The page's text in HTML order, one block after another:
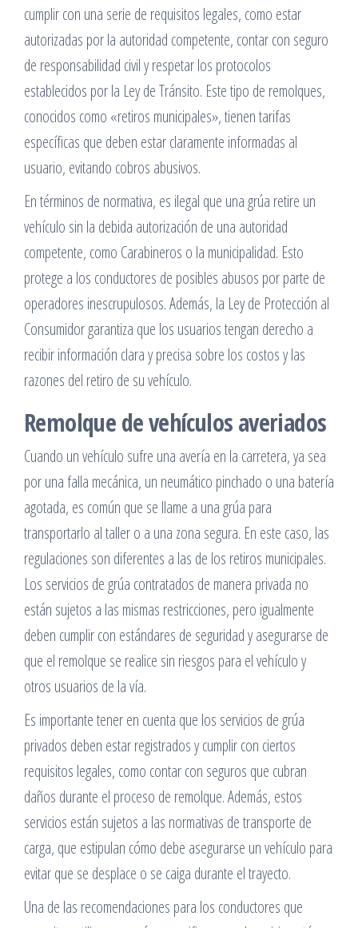
cumplir con una serie de requisitos legales, como estar
autorizadas por la autoridad competente, contar con seguro
de responsabilidad civil y respetar los protocolos
establecidos por la Ley de Tránsito. Este tipo de remolques,
conocidos como «retiros municipales», tienen tarifas
específicas que deben estar claramente informadas al
usuario, evitando cobros abusivos.
En términos de normativa, es ilegal que una grúa retire un
vehículo sin la debida autorización de una autoridad
competente, como Carabineros o la municipalidad. Esto
protege a los conductores de posibles abusos por parte de
operadores inescrupulosos. Además, la Ley de Protección al
Consumidor garantiza que los usuarios tengan derecho a
recibir información clara y precisa sobre los costos y las
razones del retiro de su vehículo.
Remolque de vehículos averiados
Cuando un vehículo sufre una avería en la carretera, ya sea
por una falla mecánica, un neumático pinchado o una batería
agotada, es común que se llame a una grúa para
transportarlo al taller o a una zona segura. En este caso, las
regulaciones son diferentes a las de los retiros municipales.
Los servicios de grúa contratados de manera privada no
están sujetos a las mismas restricciones, pero igualmente
deben cumplir con estándares de seguridad y asegurarse de
que el remolque se realice sin riesgos para el vehículo y
otros usuarios de la vía.
Es importante tener en cuenta que los servicios de grúa
privados deben estar registrados y cumplir con ciertos
requisitos legales, como contar con seguros que cubran
daños durante el proceso de remolque. Además, estos
servicios están sujetos a las normativas de transporte de
carga, que estipulan cómo debe asegurarse un vehículo para
evitar que se desplace o se caiga durante el trayecto.
Una de las recomendaciones para los conductores que